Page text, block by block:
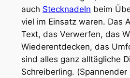
auch Stecknadeln beim
viel im Einsatz waren. Das
Text, das Verwerfen, das
Wiederentdecken, das
sind alles ganz alltägliche
Schreiberling. (Spannender